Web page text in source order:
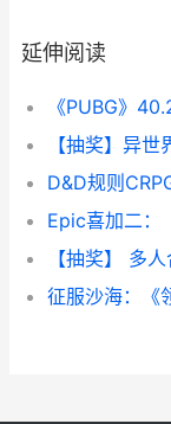
延伸阅读
《PUBG》